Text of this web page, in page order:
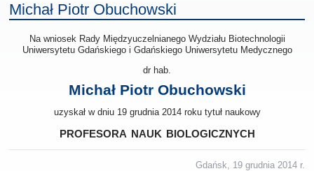
Michał Piotr Obuchowski
Na wniosek Rady Międzyuczelnianego Wydziału Biotechnologii
Uniwersytetu Gdańskiego i Gdańskiego Uniwersytetu Medycznego
dr hab.
Michał Piotr Obuchowski
uzyskał w dniu 19 grudnia 2014 roku tytuł naukowy
profesora nauk biologicznych
Gdańsk, 19 grudnia 2014 r.